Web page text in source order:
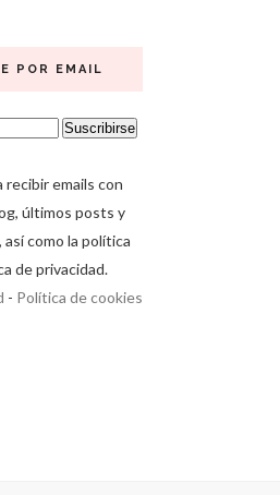
POR EMAIL
emails con
últimos posts y
como la política
de privacidad.
- Política de cookies